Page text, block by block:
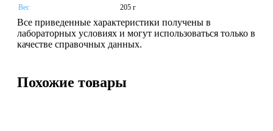
Вес 205 г
Все приведенные характеристики получены в
лабораторных условиях и могут использоваться только в
качестве справочных данных.
Похожие товары